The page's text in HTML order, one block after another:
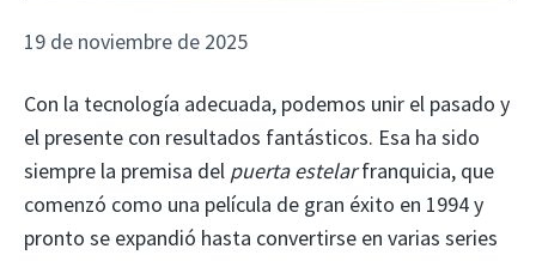
19 de noviembre de 2025
Con la tecnología adecuada, podemos unir el pasado y
el presente con resultados fantásticos. Esa ha sido
siempre la premisa del puerta estelarfranquicia, que
comenzó como una película de gran éxito en 1994 y
pronto se expandió hasta convertirse en varias series